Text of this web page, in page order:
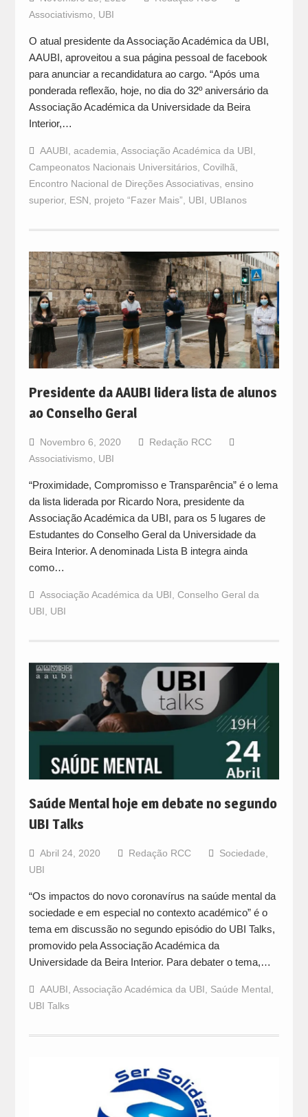
Associativismo, UBI
O atual presidente da Associação Académica da UBI,
AAUBI, aproveitou a sua página pessoal de facebook
para anunciar a recandidatura ao cargo. “Após uma
ponderada reflexão, hoje, no dia do 32º aniversário da
Associação Académica da Universidade da Beira
Interior,…
AAUBI, academia, Associação Académica da UBI,
Campeonatos Nacionais Universitários, Covilhã,
Encontro Nacional de Direções Associativas, ensino
superior, ESN, projeto “Fazer Mais”, UBI, UBIanos
Presidente da AAUBI lidera lista de alunos
ao Conselho Geral
Novembro 6, 2020
Redação RCC
Associativismo
UBI
“Proximidade, Compromisso e Transparência” é o lema
da lista liderada por Ricardo Nora, presidente da
Associação Académica da UBI, para os 5 lugares de
Estudantes do Conselho Geral da Universidade da
Beira Interior. A denominada Lista B integra ainda
como…
Associação Académica da UBI Conselho Geral da
UBI
UBI
Saúde Mental hoje em debate no segundo
UBI Talks
Abril 24, 2020 Redação RCC Sociedade
UBI
“Os impactos do novo coronavírus na saúde mental da
sociedade e em especial no contexto académico” é o
tema em discussão no segundo episódio do UBI Talks,
promovido pela Associação Académica da
Universidade da Beira Interior. Para debater o tema,…
AAUBI Associação Académica da UBI Saúde Mental
UBI Talks